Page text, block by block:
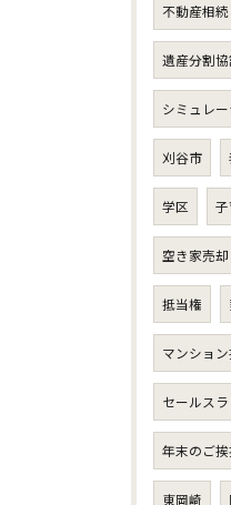
不動産相続
遺産分割
シミュレ
刈谷市
学区
空き家売却
抵当権
マンショ
セールス
年末のご
東岡崎